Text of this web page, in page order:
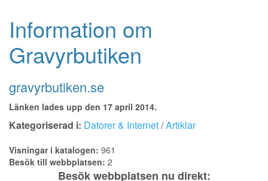
Information om
Gravyrbutiken
gravyrbutiken.se
Länken lades upp den 17 april 2014.
Kategoriserad i: Datorer & Internet/Artiklar
Visningar i katalogen: 961
Besök till webbplatsen: 2
Besök webbplatsen nu direkt: